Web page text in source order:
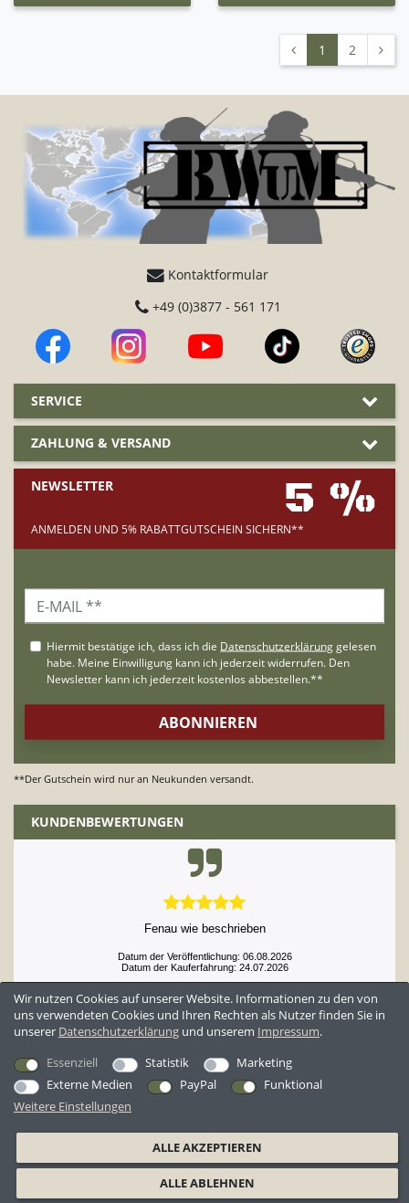
1 2
Kontaktformular
+49 (0)3877 - 561 171
SERVICE
ZAHLUNG & VERSAND
NEWSLETTER 5 %
ANMELDEN UND 5% RABATTGUTSCHEIN SICHERN**
**Der Gutschein wird nur an Neukunden versandt.
KUNDENBEWERTUNGEN
Fenau wie beschrieben
Datum der Veröffentlichung: 06.08.2026
Datum der Kauferfahrung: 24.07.2026
Wir nutzen Cookies auf unserer Website. Informationen zu den von
uns verwendeten Cookies und Ihren Rechten als Nutzer finden Sie in
unserer Daten­schutz­erklärung und unserem Impressum.
Essenziell
Statistik
Marketing
Externe Medien
PayPal
Funktional
Weitere Einstellungen
ALLE AKZEPTIEREN
ALLE ABLEHNEN
AGB Datenschutzerklärung Widerrufsrecht
Widerrufsformular
Barrierefreiheitserklärung
Impressum